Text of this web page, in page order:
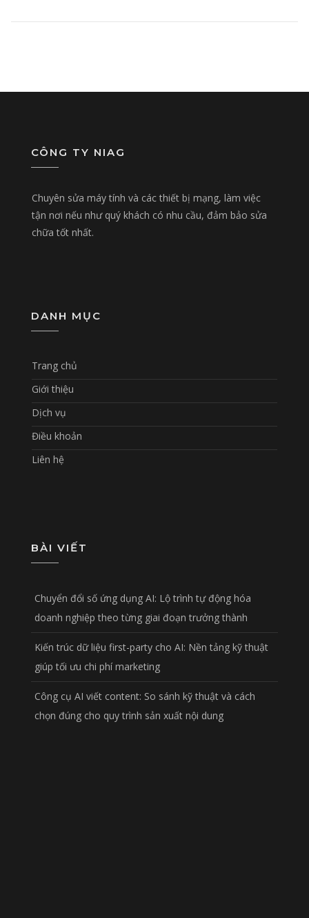
CÔNG TY NIAG
Chuyên sửa máy tính và các thiết bị mạng, làm việc
tận nơi nếu như quý khách có nhu cầu, đảm bảo sửa
chữa tốt nhất.
DANH MỤC
Trang chủ
Giới thiệu
Dịch vụ
Điều khoản
Liên hệ
BÀI VIẾT
Chuyển đổi số ứng dụng AI: Lộ trình tự động hóa
doanh nghiệp theo từng giai đoạn trưởng thành
Kiến trúc dữ liệu first-party cho AI: Nền tảng kỹ thuật
giúp tối ưu chi phí marketing
Công cụ AI viết content: So sánh kỹ thuật và cách
chọn đúng cho quy trình sản xuất nội dung